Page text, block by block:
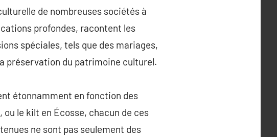
de nombreuses sociétés à
profondes, racontent les
spéciales, tels que des mariages,
préservation du patrimoine culturel.
étonnamment en fonction des
ou le kilt en Écosse, chacun de ces
ne sont pas seulement des